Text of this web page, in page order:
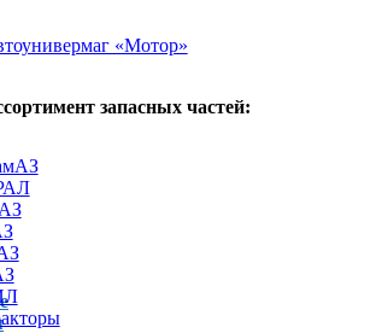
грузовики и полуприцепы